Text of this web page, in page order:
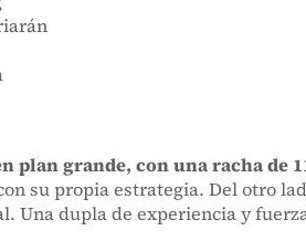
plan grande, con una racha de
su propia estrategia. Del otro
Una dupla de experiencia y